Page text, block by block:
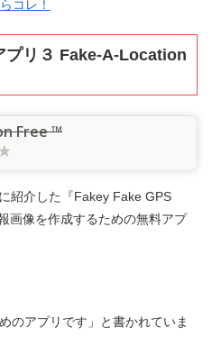
コレ！
プリ３ Fake-A-Location
Free ™
紹介した『Fakey Fake GPS
画像を作成するための無料アプ
のアプリです」と書かれていま